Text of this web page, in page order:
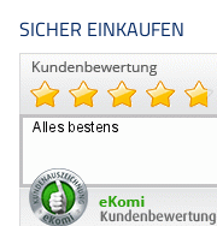
SICHER EINKAUFEN